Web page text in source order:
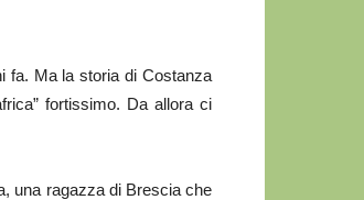
fa. Ma la storia di Costanza
fortissimo. Da allora ci
una ragazza di Brescia che